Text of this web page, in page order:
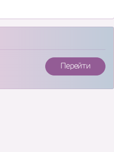
Перейти